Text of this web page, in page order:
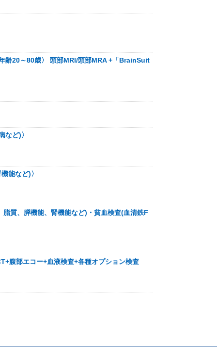
齢20～80歳〉 頭部MRI/頭部MRA +「BrainSuit
ど)〉
能など)〉
質、膵機能、腎機能など)・貧血検査(血清鉄F
腹部エコー+血液検査+各種オプション検査